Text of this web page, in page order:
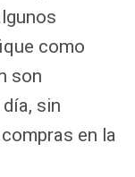
como
son
sin
en la